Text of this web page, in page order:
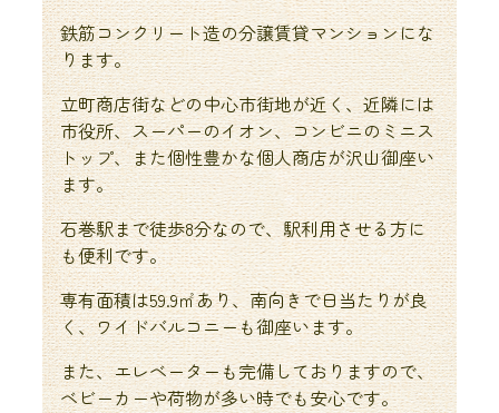
鉄筋コンクリート造の分譲賃貸マンションにな
ります。
立町商店街などの中心市街地が近く、近隣には
市役所、スーパーのイオン、コンビニのミニス
トップ、また個性豊かな個人商店が沢山御座い
ます。
石巻駅まで徒歩8分なので、駅利用させる方に
も便利です。
専有面積は59.9㎡あり、南向きで日当たりが良
く、ワイドバルコニーも御座います。
また、エレベーターも完備しておりますので、
ベビーカーや荷物が多い時でも安心です。